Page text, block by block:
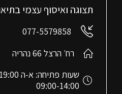
תצוגה ואיסוף עצמי
077-5579858
רח׳ הרצל 66 נהריה
09:00-14:00